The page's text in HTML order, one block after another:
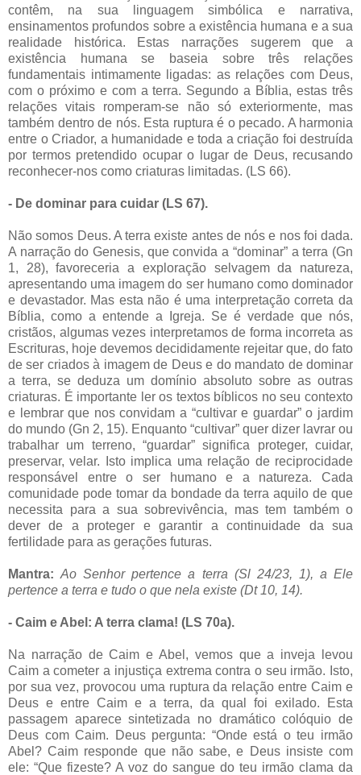
contêm, na sua linguagem simbólica e narrativa,
ensinamentos profundos sobre a existência humana e a sua
realidade histórica. Estas narrações sugerem que a
existência humana se baseia sobre três relações
fundamentais intimamente ligadas: as relações com Deus,
com o próximo e com a terra. Segundo a Bíblia, estas três
relações vitais romperam-se não só exteriormente, mas
também dentro de nós. Esta ruptura é o pecado. A harmonia
entre o Criador, a humanidade e toda a criação foi destruída
por termos pretendido ocupar o lugar de Deus, recusando
reconhecer-nos como criaturas limitadas. (LS 66).
- De dominar para cuidar (LS 67).
Não somos Deus. A terra existe antes de nós e nos foi dada.
A narração do Genesis, que convida a “dominar” a terra (Gn
1, 28), favoreceria a exploração selvagem da natureza,
apresentando uma imagem do ser humano como dominador
e devastador. Mas esta não é uma interpretação correta da
Bíblia, como a entende a Igreja. Se é verdade que nós,
cristãos, algumas vezes interpretamos de forma incorreta as
Escrituras, hoje devemos decididamente rejeitar que, do fato
de ser criados à imagem de Deus e do mandato de dominar
a terra, se deduza um domínio absoluto sobre as outras
criaturas. É importante ler os textos bíblicos no seu contexto
e lembrar que nos convidam a “cultivar e guardar” o jardim
do mundo (Gn 2, 15). Enquanto “cultivar” quer dizer lavrar ou
trabalhar um terreno, “guardar” significa proteger, cuidar,
preservar, velar. Isto implica uma relação de reciprocidade
responsável entre o ser humano e a natureza. Cada
comunidade pode tomar da bondade da terra aquilo de que
necessita para a sua sobrevivência, mas tem também o
dever de a proteger e garantir a continuidade da sua
fertilidade para as gerações futuras.
Mantra:Ao Senhor pertence a terra (Sl 24/23, 1), a Ele
pertence a terra e tudo o que nela existe (Dt 10, 14).
- Caim e Abel: A terra clama! (LS 70a).
Na narração de Caim e Abel, vemos que a inveja levou
Caim a cometer a injustiça extrema contra o seu irmão. Isto,
por sua vez, provocou uma ruptura da relação entre Caim e
Deus e entre Caim e a terra, da qual foi exilado. Esta
passagem aparece sintetizada no dramático colóquio de
Deus com Caim. Deus pergunta: “Onde está o teu irmão
Abel? Caim responde que não sabe, e Deus insiste com
ele: “Que fizeste? A voz do sangue do teu irmão clama da